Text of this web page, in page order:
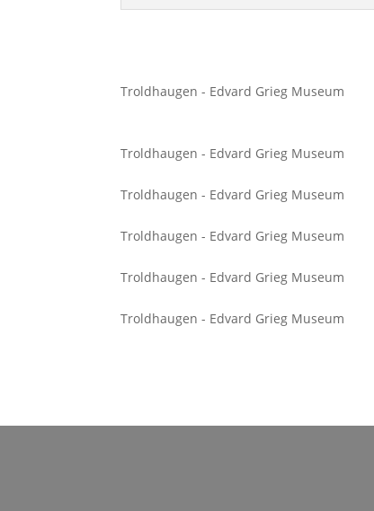
Troldhaugen - Edvard Grieg Museum
Troldhaugen - Edvard Grieg Museum
Troldhaugen - Edvard Grieg Museum
Troldhaugen - Edvard Grieg Museum
Troldhaugen - Edvard Grieg Museum
Troldhaugen - Edvard Grieg Museum